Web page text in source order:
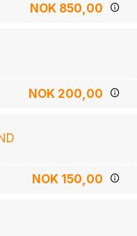
NOK 850,00
NOK 200,00
NOK 150,00